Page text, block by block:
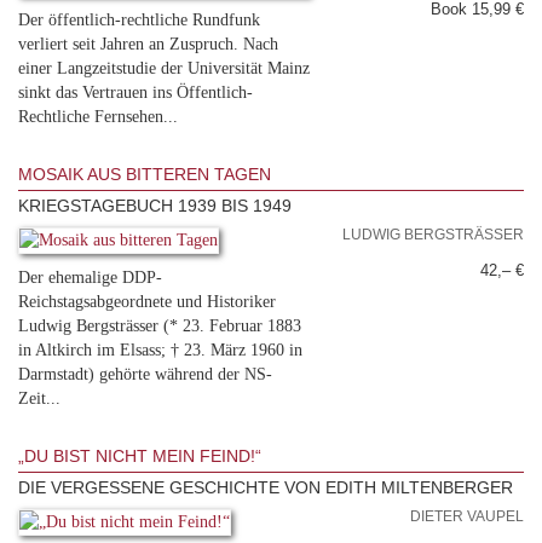
Der öffentlich-rechtliche Rundfunk
verliert seit Jahren an Zuspruch. Nach
einer Langzeitstudie der Universität Mainz
sinkt das Vertrauen ins Öffentlich-
Rechtliche Fernsehen...
Book 15,99 €
MOSAIK AUS BITTEREN TAGEN
KRIEGSTAGEBUCH 1939 BIS 1949
Der ehemalige DDP-
Reichstagsabgeordnete und Historiker
Ludwig Bergsträsser (* 23. Februar 1883
in Altkirch im Elsass; † 23. März 1960 in
Darmstadt) gehörte während der NS-
Zeit...
LUDWIG BERGSTRÄSSER
42,– €
„DU BIST NICHT MEIN FEIND!“
DIE VERGESSENE GESCHICHTE VON EDITH MILTENBERGER
DIETER VAUPEL